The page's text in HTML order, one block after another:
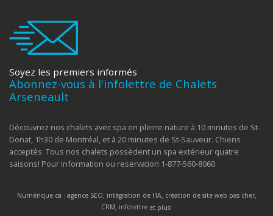
Soyez les premiers informés
Abonnez-vous à l'infolettre de Chalets
Arseneault
Découvrez nos chalets avec spa en pleine nature à 10 minutes de St-
Donat, 1h30 de Montréal, et à 20 minutes de St-Sauveur. Chiens
acceptés. Tous nos chalets possèdent un spa extérieur quatre
saisons! Pour information ou reservation 1-877-560-8060
Numérique.ca : agence SEO, intégration de l'IA, création de site web pas cher,
CRM, infolettre et plus!